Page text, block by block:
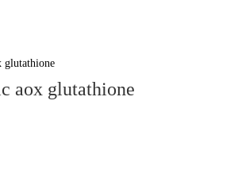
aox glutathione